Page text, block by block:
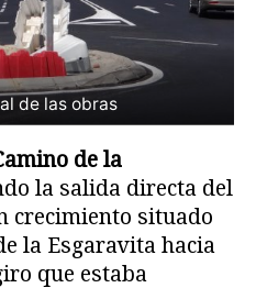
de las obras
de la
la salida directa del
crecimiento situado
la Esgaravita hacia
que estaba